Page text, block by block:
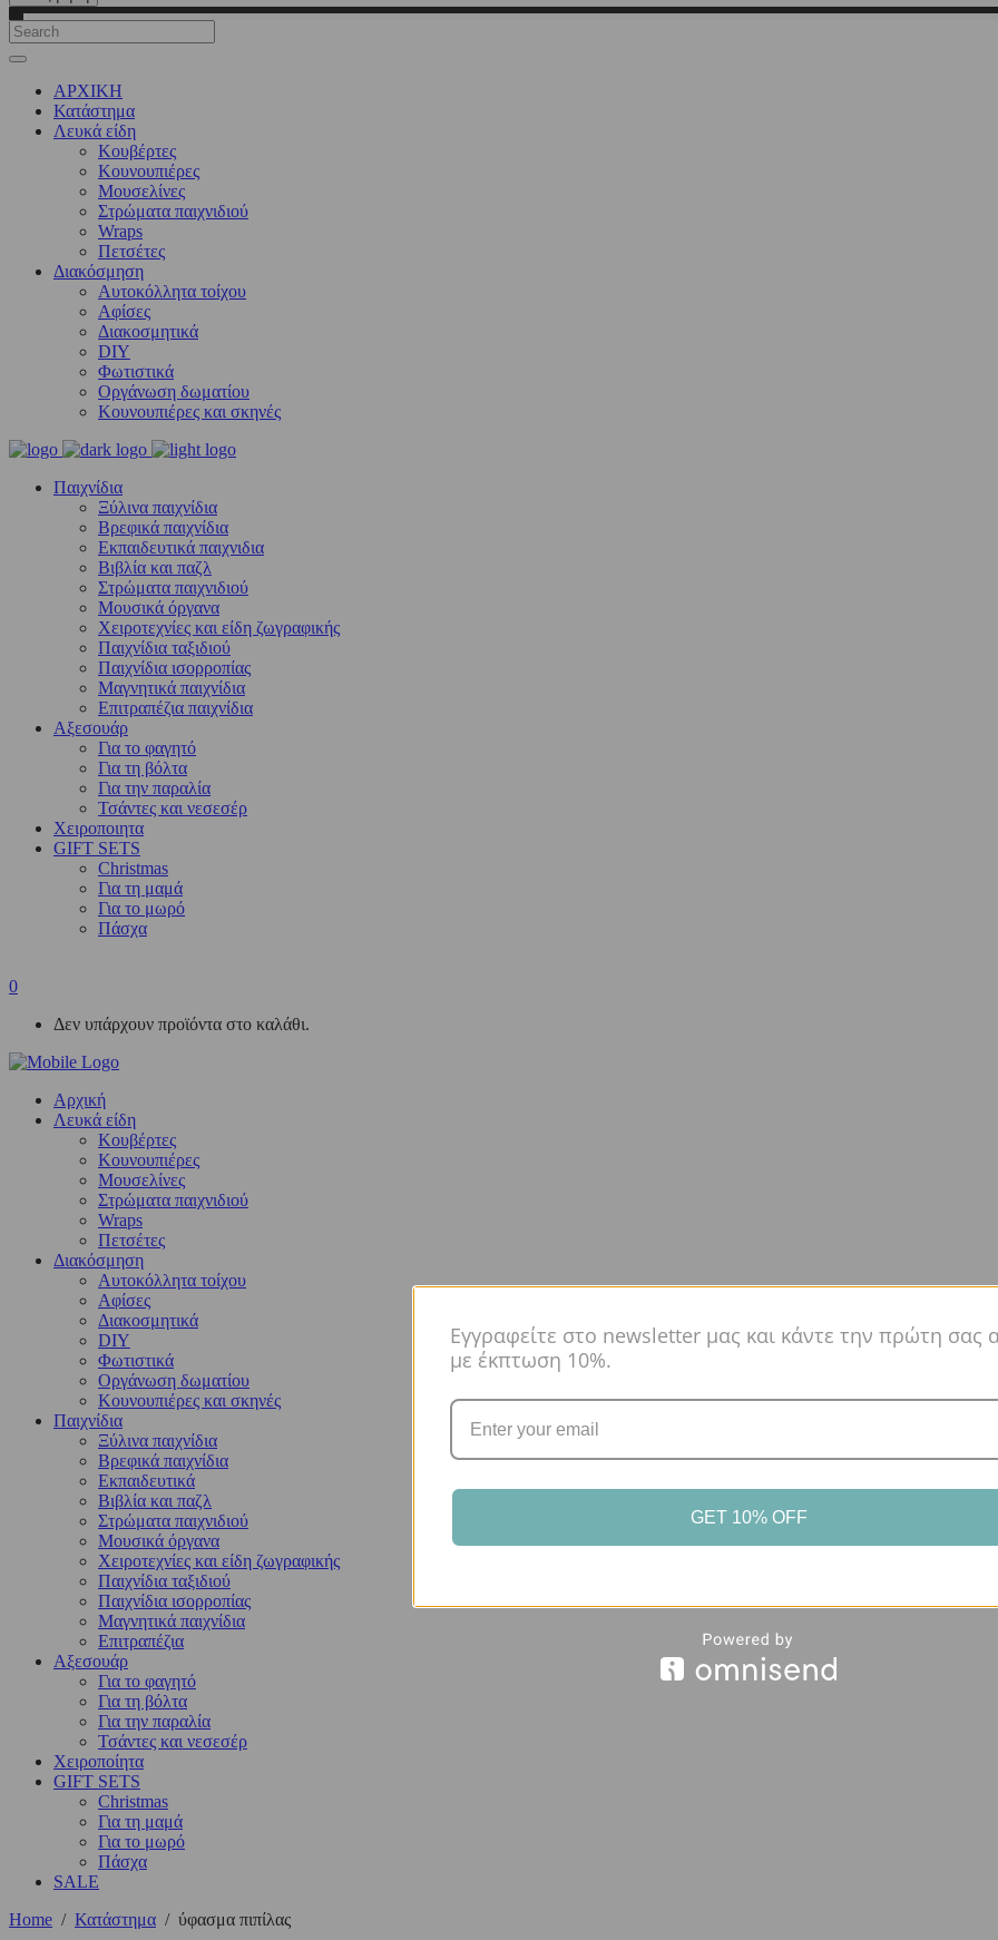
ΑΡΧΙΚΗ
Κατάστημα
Λευκά είδη
Kουβέρτες
Κουνουπιέρες
Μουσελίνες
Στρώματα παιχνιδιού
Wraps
Πετσέτες
Διακόσμηση
Αυτοκόλλητα τοίχου
Αφίσες
Διακοσμητικά
DIY
Φωτιστικά
Οργάνωση δωματίου
Κουνουπιέρες και σκηνές
Παιχνίδια
Ξύλινα παιχνίδια
Βρεφικά παιχνίδια
Εκπαιδευτικά παιχνιδια
Βιβλία και παζλ
Στρώματα παιχνιδιού
Μουσικά όργανα
Χειροτεχνίες και είδη ζωγραφικής
Παιχνίδια ταξιδιού
Παιχνίδια ισορροπίας
Μαγνητικά παιχνίδια
Επιτραπέζια παιχνίδια
Αξεσουάρ
Για το φαγητό
Για τη βόλτα
Για την παραλία
Τσάντες και νεσεσέρ
Χειροποιητα
GIFT SETS
Christmas
Για τη μαμά
Για το μωρό
Πάσχα
0
Δεν υπάρχουν προϊόντα στο καλάθι.
Αρχική
Λευκά είδη
Kουβέρτες
Κουνουπιέρες
Μουσελίνες
Στρώματα παιχνιδιού
Wraps
Πετσέτες
Διακόσμηση
Αυτοκόλλητα τοίχου
Αφίσες
Διακοσμητικά
DIY
Φωτιστικά
Οργάνωση δωματίου
Κουνουπιέρες και σκηνές
Παιχνίδια
Ξύλινα παιχνίδια
Βρεφικά παιχνίδια
Εκπαιδευτικά
Βιβλία και παζλ
Στρώματα παιχνιδιού
Μουσικά όργανα
Χειροτεχνίες και είδη ζωγραφικής
Παιχνίδια ταξιδιού
Παιχνίδια ισορροπίας
Μαγνητικά παιχνίδια
Επιτραπέζια
Αξεσουάρ
Για το φαγητό
Για τη βόλτα
Για την παραλία
Τσάντες και νεσεσέρ
Χειροποίητα
GIFT SETS
Christmas
Για τη μαμά
Για το μωρό
Πάσχα
SALE
Home / Κατάστημα / ύφασμα πιπίλας
Εγγραφείτε στο newsletter μας και κάντε την πρώτη σας
με έκπτωση 10%.
GET 10% OFF